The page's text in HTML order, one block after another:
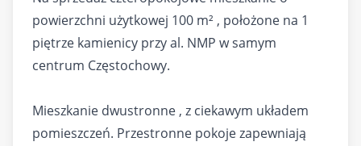
powierzchni użytkowej 100 m² , położone na 1
piętrze kamienicy przy al. NMP w samym
centrum Częstochowy.
Mieszkanie dwustronne , z ciekawym układem
pomieszczeń. Przestronne pokoje zapewniają